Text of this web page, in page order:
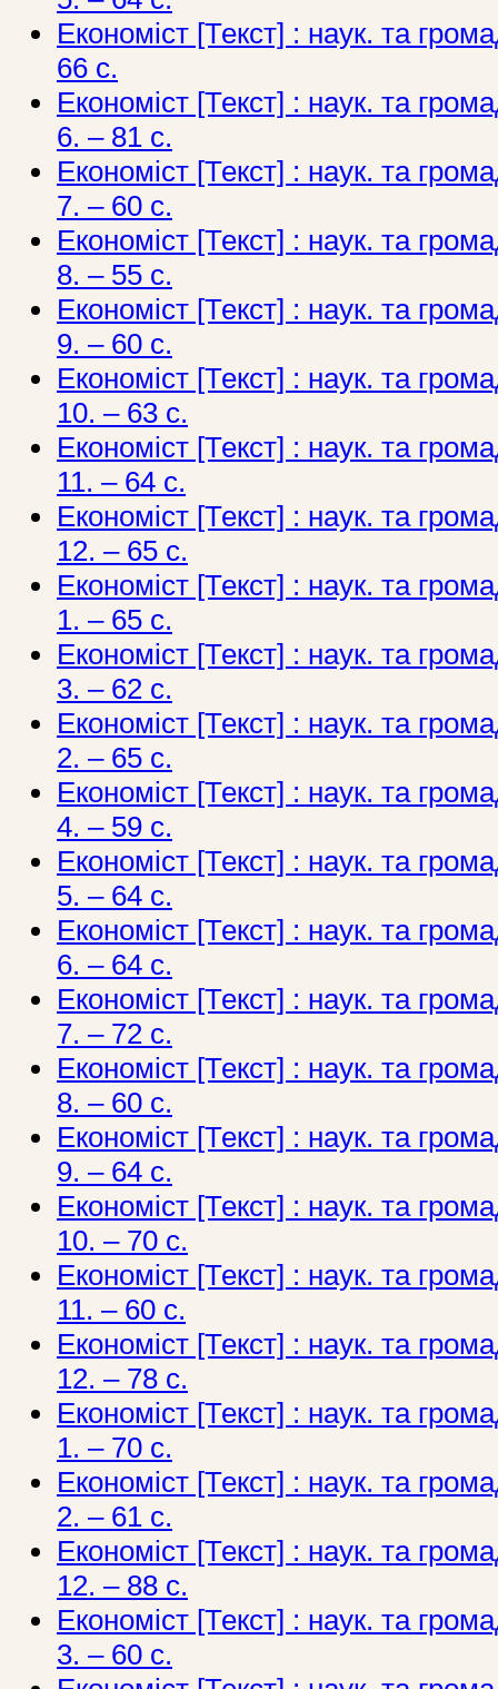
Економіст [Текст] : наук. та
66 с.
Економіст [Текст] : наук. та
6. – 81 с.
Економіст [Текст] : наук. та
7. – 60 с.
Економіст [Текст] : наук. та
8. – 55 с.
Економіст [Текст] : наук. та
9. – 60 с.
Економіст [Текст] : наук. та
10. – 63 с.
Економіст [Текст] : наук. та
11. – 64 с.
Економіст [Текст] : наук. та
12. – 65 с.
Економіст [Текст] : наук. та
1. – 65 с.
Економіст [Текст] : наук. та
3. – 62 с.
Економіст [Текст] : наук. та
2. – 65 с.
Економіст [Текст] : наук. та
4. – 59 с.
Економіст [Текст] : наук. та
5. – 64 с.
Економіст [Текст] : наук. та
6. – 64 с.
Економіст [Текст] : наук. та
7. – 72 с.
Економіст [Текст] : наук. та
8. – 60 с.
Економіст [Текст] : наук. та
9. – 64 с.
Економіст [Текст] : наук. та
10. – 70 с.
Економіст [Текст] : наук. та
11. – 60 с.
Економіст [Текст] : наук. та
12. – 78 с.
Економіст [Текст] : наук. та
1. – 70 с.
Економіст [Текст] : наук. та
2. – 61 с.
Економіст [Текст] : наук. та
12. – 88 c.
Економіст [Текст] : наук. та
3. – 60 с.